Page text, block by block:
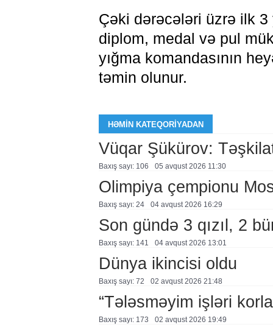
Çəki dərəcələri üzrə ilk
diplom, medal və pul
yığma komandasının
təmin olunur.
HƏMIN KATEQORIYADAN
Vüqar Şükürov:
Baxış sayı: 106 05 avqust 2026 11:30
Olimpiya çempionu
Baxış sayı: 24 04 avqust 2026 16:29
Son gündə 3 qızıl, 2
Baxış sayı: 141 04 avqust 2026 13:01
Dünya ikincisi oldu
Baxış sayı: 72 02 avqust 2026 21:48
“Tələsməyim işləri
Baxış sayı: 173 02 avqust 2026 19:49